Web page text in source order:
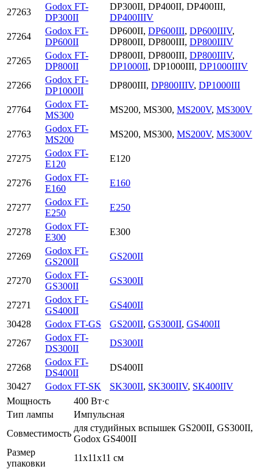
27263
Godox FT-
DP300II
DP300II, DP400II, DP400III,
DP400IIIV
27264
Godox FT-
DP600II
DP600II, DP600III, DP600IIIV,
DP800II, DP800III, DP800IIIV
27265
Godox FT-
DP800II
DP800II, DP800III, DP800IIIV,
DP1000II, DP1000III, DP1000IIIV
27266
Godox FT-
DP1000II
DP800III, DP800IIIV, DP1000III
27764
Godox FT-
MS300
MS200, MS300, MS200V, MS300V
27763
Godox FT-
MS200
MS200, MS300, MS200V, MS300V
27275
Godox FT-
E120
E120
27276
Godox FT-
E160
E160
27277
Godox FT-
E250
E250
27278
Godox FT-
E300
E300
27269
Godox FT-
GS200II
GS200II
27270
Godox FT-
GS300II
GS300II
27271
Godox FT-
GS400II
GS400II
30428
Godox FT-GS GS200II, GS300II, GS400II
27267
Godox FT-
DS300II
DS300II
27268
Godox FT-
DS400II
DS400II
30427
Godox FT-SK SK300II, SK300IIV, SK400IIV
Мощность
400 Вт·с
Тип лампы
Импульсная
Совместимость
для студийных вспышек GS200II, GS300II,
Godox GS400II
Размер
упаковки
11х11х11 см